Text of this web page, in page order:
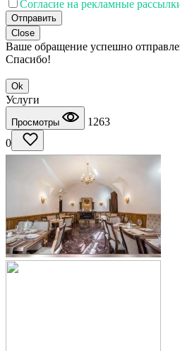
Согласие на рекламные
Отправить
Close
Ваше обращение успешно
Спасибо!
Ok
Услуги
Просмотры
1263
0